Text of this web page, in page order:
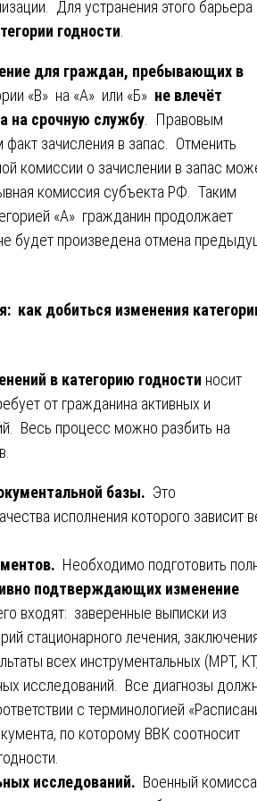
Для устранения этого барьера
годности.
для граждан, пребывающих в
«В» на «А» или «Б» не влечёт
на срочную службу. Правовым
факт зачисления в запас. Отменить
комиссии о зачислении в запас
комиссия субъекта РФ. Таким
«А» гражданин продолжает
будет произведена отмена
как добиться изменения
в категорию годности носит
от гражданина активных и
Весь процесс можно разбить на
базы. Это
исполнения которого зависит
Необходимо подготовить
подтверждающих изменение
входят: заверенные выписки из
стационарного лечения,
всех инструментальных (МРТ, КТ,
исследований. Все диагнозы
с терминологией
по которому ВВК соотносит
исследований. Военный